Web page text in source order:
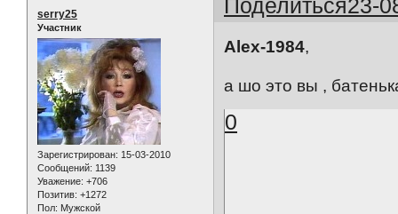
serry25
Участник
Зарегистрирован: 15-03-2010
Сообщений: 1139
Уважение: +706
Позитив: +1272
Пол: Мужской
Alex-1984,
а шо это вы ,
0